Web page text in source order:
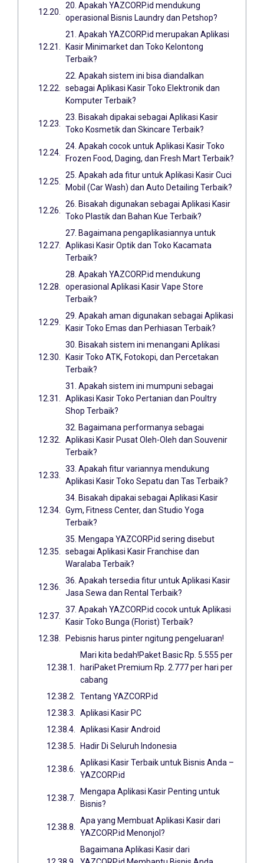
20. Apakah YAZCORP.id mendukung
operasional Bisnis Laundry dan Petshop?
21. Apakah YAZCORP.id merupakan Aplikasi
Kasir Minimarket dan Toko Kelontong
Terbaik?
22. Apakah sistem ini bisa diandalkan
sebagai Aplikasi Kasir Toko Elektronik dan
Komputer Terbaik?
23. Bisakah dipakai sebagai Aplikasi Kasir
Toko Kosmetik dan Skincare Terbaik?
24. Apakah cocok untuk Aplikasi Kasir Toko
Frozen Food, Daging, dan Fresh Mart Terbaik?
25. Apakah ada fitur untuk Aplikasi Kasir Cuci
Mobil (Car Wash) dan Auto Detailing Terbaik?
26. Bisakah digunakan sebagai Aplikasi Kasir
Toko Plastik dan Bahan Kue Terbaik?
27. Bagaimana pengaplikasiannya untuk
Aplikasi Kasir Optik dan Toko Kacamata
Terbaik?
28. Apakah YAZCORP.id mendukung
operasional Aplikasi Kasir Vape Store
Terbaik?
29. Apakah aman digunakan sebagai Aplikasi
Kasir Toko Emas dan Perhiasan Terbaik?
30. Bisakah sistem ini menangani Aplikasi
Kasir Toko ATK, Fotokopi, dan Percetakan
Terbaik?
31. Apakah sistem ini mumpuni sebagai
Aplikasi Kasir Toko Pertanian dan Poultry
Shop Terbaik?
32. Bagaimana performanya sebagai
Aplikasi Kasir Pusat Oleh-Oleh dan Souvenir
Terbaik?
33. Apakah fitur variannya mendukung
Aplikasi Kasir Toko Sepatu dan Tas Terbaik?
34. Bisakah dipakai sebagai Aplikasi Kasir
Gym, Fitness Center, dan Studio Yoga
Terbaik?
35. Mengapa YAZCORP.id sering disebut
sebagai Aplikasi Kasir Franchise dan
Waralaba Terbaik?
36. Apakah tersedia fitur untuk Aplikasi Kasir
Jasa Sewa dan Rental Terbaik?
37. Apakah YAZCORP.id cocok untuk Aplikasi
Kasir Toko Bunga (Florist) Terbaik?
Pebisnis harus pinter ngitung pengeluaran!
Mari kita bedah!Paket Basic Rp. 5.555 per
hariPaket Premium Rp. 2.777 per hari per
cabang
Tentang YAZCORP.id
Aplikasi Kasir PC
Aplikasi Kasir Android
Hadir Di Seluruh Indonesia
Aplikasi Kasir Terbaik untuk Bisnis Anda –
YAZCORP.id
Mengapa Aplikasi Kasir Penting untuk
Bisnis?
Apa yang Membuat Aplikasi Kasir dari
YAZCORP.id Menonjol?
Bagaimana Aplikasi Kasir dari